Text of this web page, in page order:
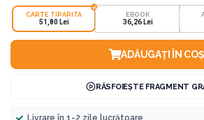
CARTE TIPARITA
51,80 Lei
EBOOK
36,26 Lei
ADĂUGAȚI ÎN COȘ
RĂSFOIEȘTE FRAGMENT
Livrare în 1-2 zile lucrătoare